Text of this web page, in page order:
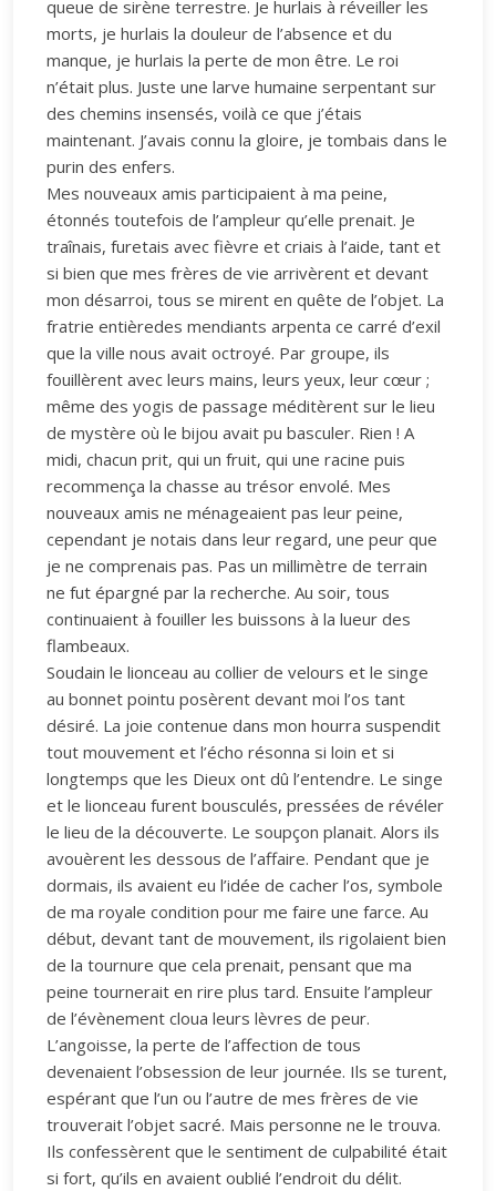
queue de sirène terrestre. Je hurlais à réveiller les
morts, je hurlais la douleur de l’absence et du
manque, je hurlais la perte de mon être. Le roi
n’était plus. Juste une larve humaine serpentant sur
des chemins insensés, voilà ce que j’étais
maintenant. J’avais connu la gloire, je tombais dans le
purin des enfers.
Mes nouveaux amis participaient à ma peine,
étonnés toutefois de l’ampleur qu’elle prenait. Je
traînais, furetais avec fièvre et criais à l’aide, tant et
si bien que mes frères de vie arrivèrent et devant
mon désarroi, tous se mirent en quête de l’objet. La
fratrie entièredes mendiants arpenta ce carré d’exil
que la ville nous avait octroyé. Par groupe, ils
fouillèrent avec leurs mains, leurs yeux, leur cœur ;
même des yogis de passage méditèrent sur le lieu
de mystère où le bijou avait pu basculer. Rien ! A
midi, chacun prit, qui un fruit, qui une racine puis
recommença la chasse au trésor envolé. Mes
nouveaux amis ne ménageaient pas leur peine,
cependant je notais dans leur regard, une peur que
je ne comprenais pas. Pas un millimètre de terrain
ne fut épargné par la recherche. Au soir, tous
continuaient à fouiller les buissons à la lueur des
flambeaux.
Soudain le lionceau au collier de velours et le singe
au bonnet pointu posèrent devant moi l’os tant
désiré. La joie contenue dans mon hourra suspendit
tout mouvement et l’écho résonna si loin et si
longtemps que les Dieux ont dû l’entendre. Le singe
et le lionceau furent bousculés, pressées de révéler
le lieu de la découverte. Le soupçon planait. Alors ils
avouèrent les dessous de l’affaire. Pendant que je
dormais, ils avaient eu l’idée de cacher l’os, symbole
de ma royale condition pour me faire une farce. Au
début, devant tant de mouvement, ils rigolaient bien
de la tournure que cela prenait, pensant que ma
peine tournerait en rire plus tard. Ensuite l’ampleur
de l’évènement cloua leurs lèvres de peur.
L’angoisse, la perte de l’affection de tous
devenaient l’obsession de leur journée. Ils se turent,
espérant que l’un ou l’autre de mes frères de vie
trouverait l’objet sacré. Mais personne ne le trouva.
Ils confessèrent que le sentiment de culpabilité était
si fort, qu’ils en avaient oublié l’endroit du délit.